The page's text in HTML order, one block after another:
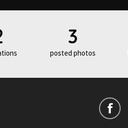
3
posted photos